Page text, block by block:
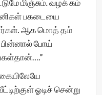
மிஞ்சும். வழக் கம்
பகடையை
ஆக மொத் தம்
பின்னால் போய்
ஓடிச் சென்று